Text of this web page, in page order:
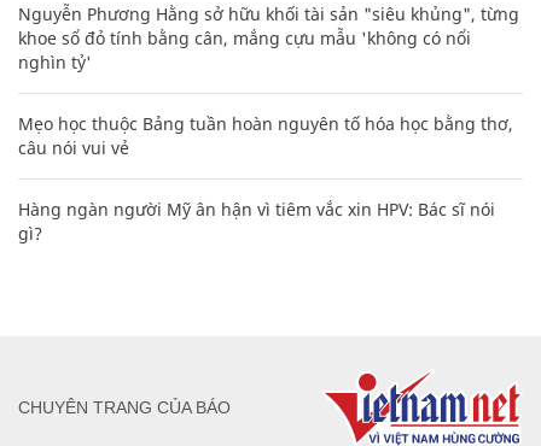
Nguyễn Phương Hằng sở hữu khối tài sản "siêu khủng", từng
khoe sổ đỏ tính bằng cân, mắng cựu mẫu 'không có nổi
nghìn tỷ'
Mẹo học thuộc Bảng tuần hoàn nguyên tố hóa học bằng thơ,
câu nói vui vẻ
Hàng ngàn người Mỹ ân hận vì tiêm vắc xin HPV: Bác sĩ nói
gì?
CHUYÊN TRANG CỦA BÁO